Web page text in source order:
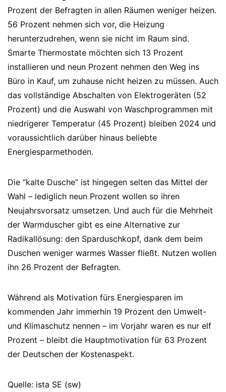
Prozent der Befragten in allen Räumen weniger heizen.
56 Prozent nehmen sich vor, die Heizung
herunterzudrehen, wenn sie nicht im Raum sind.
Smarte Thermostate möchten sich 13 Prozent
installieren und neun Prozent nehmen den Weg ins
Büro in Kauf, um zuhause nicht heizen zu müssen. Auch
das vollständige Abschalten von Elektrogeräten (52
Prozent) und die Auswahl von Waschprogrammen mit
niedrigerer Temperatur (45 Prozent) bleiben 2024 und
voraussichtlich darüber hinaus beliebte
Energiesparmethoden.
Die “kalte Dusche” ist hingegen selten das Mittel der
Wahl – lediglich neun Prozent wollen so ihren
Neujahrsvorsatz umsetzen. Und auch für die Mehrheit
der Warmduscher gibt es eine Alternative zur
Radikallösung: den Sparduschkopf, dank dem beim
Duschen weniger warmes Wasser fließt. Nutzen wollen
ihn 26 Prozent der Befragten.
Während als Motivation fürs Energiesparen im
kommenden Jahr immerhin 19 Prozent den Umwelt-
und Klimaschutz nennen – im Vorjahr waren es nur elf
Prozent – bleibt die Hauptmotivation für 63 Prozent
der Deutschen der Kostenaspekt.
Quelle: ista SE (sw)